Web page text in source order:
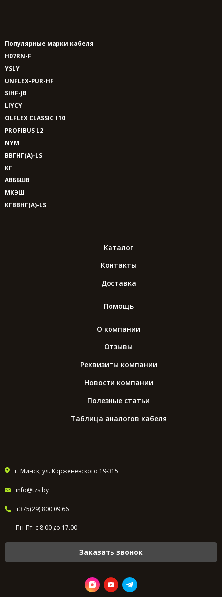
Популярные марки кабеля
H07RN-F
YSLY
UNFLEX-PUR-HF
SIHF-JB
LIYCY
OLFLEX CLASSIC 110
PROFIBUS L2
NYM
ВВГНГ(A)-LS
КГ
АВББШВ
МКЭШ
КГВВНГ(A)-LS
Каталог
Контакты
Доставка
Помощь
О компании
Отзывы
Реквизиты компании
Новости компании
Полезные статьи
Таблица аналогов кабеля
г. Минск, ул. Корженевского 19-315
info@tzs.by
+375(29) 800 09 66
Пн-Пт: с 8.00 до 17.00
Заказать звонок